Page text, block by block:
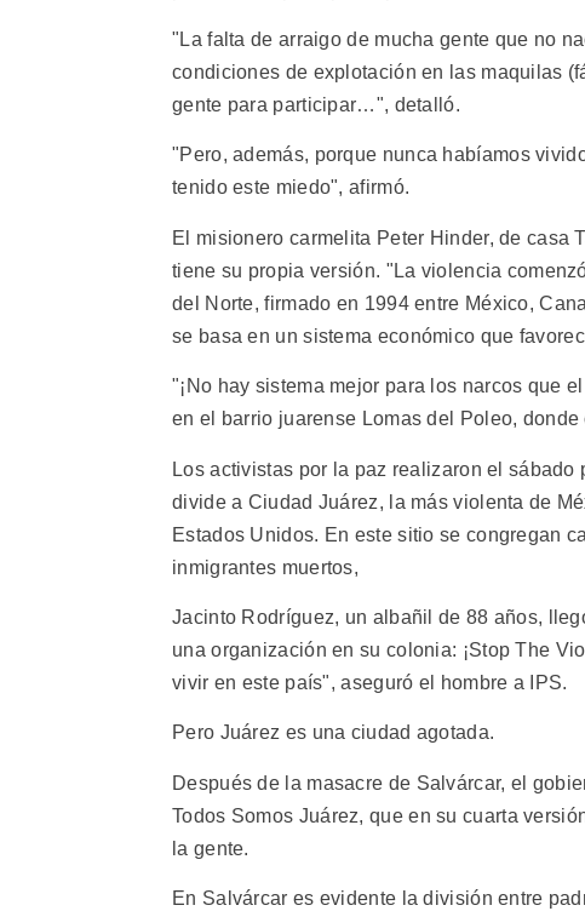
"La falta de arraigo de mucha gente que no
condiciones de explotación en las maquilas
gente para participar…", detalló.
"Pero, además, porque nunca habíamos
tenido este miedo", afirmó.
El misionero carmelita Peter Hinder, de casa
tiene su propia versión. "La violencia
del Norte, firmado en 1994 entre México,
se basa en un sistema económico que
"¡No hay sistema mejor para los narcos que
en el barrio juarense Lomas del Poleo,
Los activistas por la paz realizaron el
divide a Ciudad Juárez, la más violenta de
Estados Unidos. En este sitio se congregan
inmigrantes muertos,
Jacinto Rodríguez, un albañil de 88 años,
una organización en su colonia: ¡Stop The
vivir en este país", aseguró el hombre a IPS.
Pero Juárez es una ciudad agotada.
Después de la masacre de Salvárcar, el
Todos Somos Juárez, que en su cuarta
la gente.
En Salvárcar es evidente la división entre